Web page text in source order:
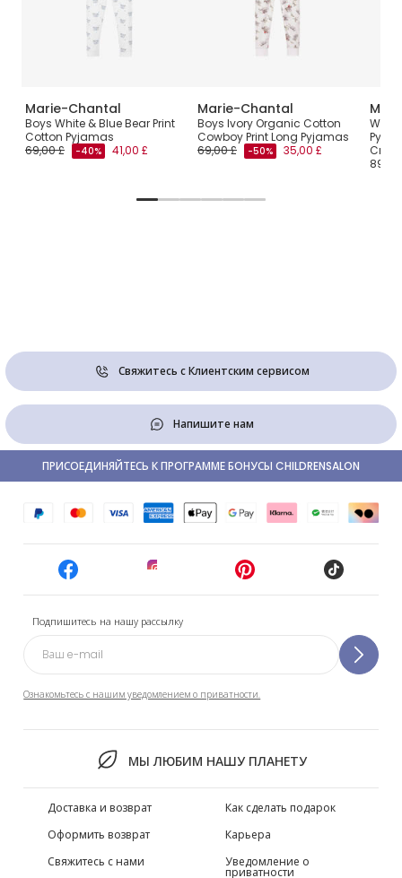
Marie-Chantal
Boys White & Blue Bear Print
Cotton Pyjamas
69,00 £
-40% 41,00 £
Marie-Chantal
Boys Ivory Organic Cotton
Cowboy Print Long Pyjamas
69,00 £
-50% 35,00 £
Crest
89,00
Свяжитесь с Клиентским сервисом
Напишите нам
Подпишитесь на нашу рассылку
Ознакомьтесь с нашим уведомлением о приватности.
МЫ ЛЮБИМ НАШУ ПЛАНЕТУ
ПРИСОЕДИНЯЙТЕСЬ К ПРОГРАММЕ БОНУСЫ CHILDRENSALON
Доставка и возврат
Оформить возврат
Свяжитесь с нами
Как сделать подарок
Карьера
Уведомление о
приватности